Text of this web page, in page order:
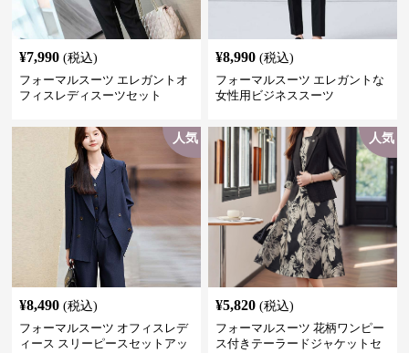
¥7,990 (税込)
フォーマルスーツ エレガントオ
フィスレディスーツセット
¥8,990 (税込)
フォーマルスーツ エレガントな
女性用ビジネススーツ
人気
¥8,490 (税込)
フォーマルスーツ オフィスレデ
ィース スリーピースセットアッ
人気
¥5,820 (税込)
フォーマルスーツ 花柄ワンピー
ス付きテーラードジャケットセ